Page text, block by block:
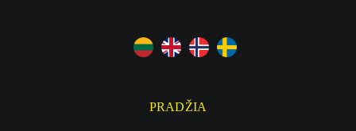
PRADŽIA